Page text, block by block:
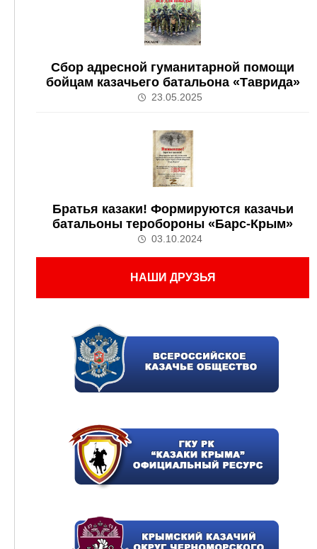
Сбор адресной гуманитарной помощи
бойцам казачьего батальона «Таврида»
23.05.2025
Братья казаки! Формируются казачьи
батальоны теробороны «Барс-Крым»
03.10.2024
НАШИ ДРУЗЬЯ